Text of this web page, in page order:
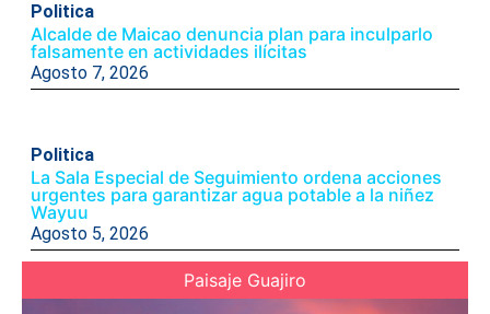
Politica
Alcalde de Maicao denuncia plan para inculparlo
falsamente en actividades ilícitas
Agosto 7, 2026
Politica
La Sala Especial de Seguimiento ordena acciones
urgentes para garantizar agua potable a la niñez
Wayuu
Agosto 5, 2026
Paisaje Guajiro